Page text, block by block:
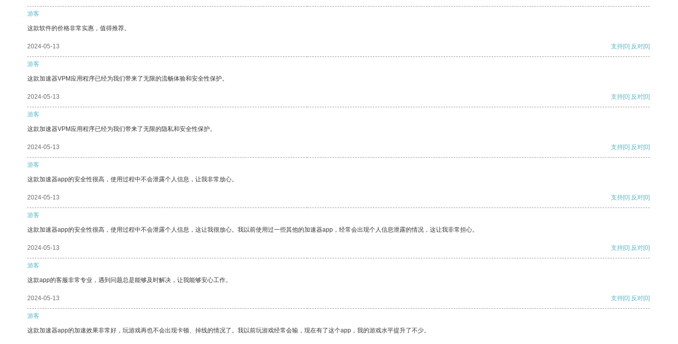
游客
这款软件的价格非常实惠，值得推荐。
2024-05-13 支持[0] 反对[0]
游客
这款加速器VPM应用程序已经为我们带来了无限的流畅体验和安全性保护。
2024-05-13 支持[0] 反对[0]
游客
这款加速器VPM应用程序已经为我们带来了无限的隐私和安全性保护。
2024-05-13 支持[0] 反对[0]
游客
这款加速器app的安全性很高，使用过程中不会泄露个人信息，让我非常放心。
2024-05-13 支持[0] 反对[0]
游客
这款加速器app的安全性很高，使用过程中不会泄露个人信息，这让我很放心。我以前使用过一些其他的加速器app，经常会出现个人信息泄露的情况，这让我非常担心。
2024-05-13 支持[0] 反对[0]
游客
这款app的客服非常专业，遇到问题总是能够及时解决，让我能够安心工作。
2024-05-13 支持[0] 反对[0]
游客
这款加速器app的加速效果非常好，玩游戏再也不会出现卡顿、掉线的情况了。我以前玩游戏经常会输，现在有了这个app，我的游戏水平提升了不少。